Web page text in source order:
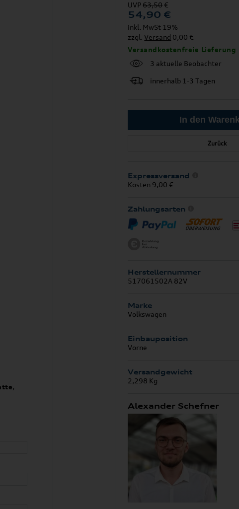
,
UVP63,50 €
54,90 €
inkl. MwSt 19%
zzgl.Versand 0,00 €
Versandkostenfreie Lieferung
3 aktuelle Beobachter
innerhalb 1-3 Tagen
Zurück
Expressversand
Kosten 9,00 €
Zahlungsarten
Herstellernummer
517061502A 82V
Marke
Volkswagen
Einbauposition
Vorne
Versandgewicht
2,298 Kg
Alexander Schefner